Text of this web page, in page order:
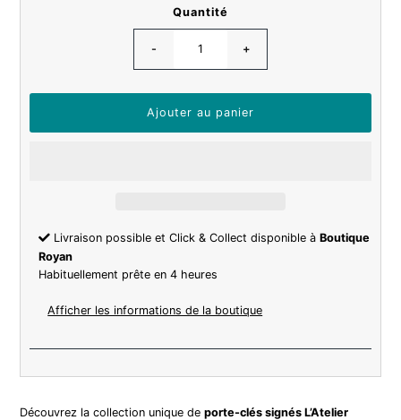
Quantité
- +
Livraison possible et Click & Collect disponible àBoutique
Royan
Habituellement prête en 4 heures
Afficher les informations de la boutique
Découvrez la collection unique deporte-clés signés L’Atelier